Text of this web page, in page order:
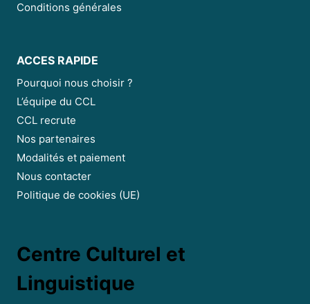
Conditions générales
ACCES RAPIDE
Pourquoi nous choisir ?
L’équipe du CCL
CCL recrute
Nos partenaires
Modalités et paiement
Nous contacter
Politique de cookies (UE)
Centre Culturel et
Linguistique